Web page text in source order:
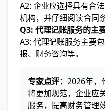
A2: 企业应选择具有合
机构，并仔细阅读合同条
Q3: 代理记账服务的主
A3: 代理记账服务主要
报、财务咨询等。
专家点评： 2026年，
将更加规范，企业应
服务，提高财务管理效